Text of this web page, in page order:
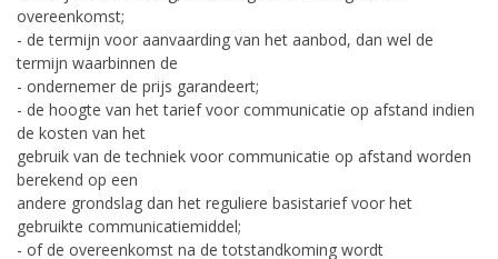
overeenkomst;
- de termijn voor aanvaarding van het aanbod, dan wel de
termijn waarbinnen de
- ondernemer de prijs garandeert;
- de hoogte van het tarief voor communicatie op afstand indien
de kosten van het
gebruik van de techniek voor communicatie op afstand worden
berekend op een
andere grondslag dan het reguliere basistarief voor het
gebruikte communicatiemiddel;
- of de overeenkomst na de totstandkoming wordt